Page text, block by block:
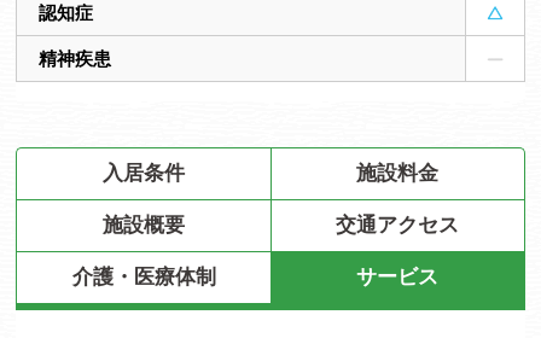
認知症
精神疾患
入居条件 施設料金
施設概要 交通アクセス
介護・医療体制 サービス